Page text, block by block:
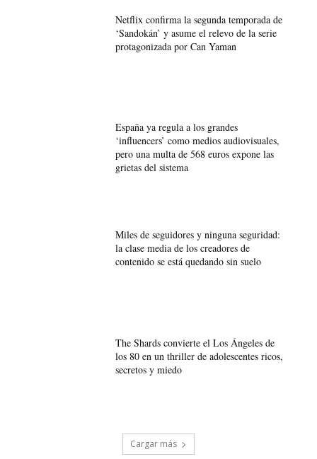
Netflix confirma la segunda temporada de
‘Sandokán’ y asume el relevo de la serie
protagonizada por Can Yaman
España ya regula a los grandes
‘influencers’ como medios audiovisuales,
pero una multa de 568 euros expone las
grietas del sistema
Miles de seguidores y ninguna seguridad:
la clase media de los creadores de
contenido se está quedando sin suelo
The Shards convierte el Los Ángeles de
los 80 en un thriller de adolescentes ricos,
secretos y miedo
Cargar más